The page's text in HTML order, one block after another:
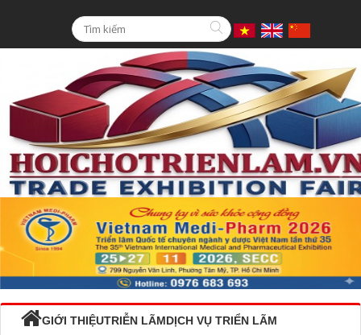
GIỚI THIỆUTRIỄN LÃMDỊCH VỤ TRIỂN LÃM